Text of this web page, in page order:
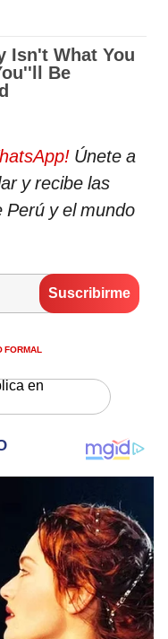
Únete a
y recibe las
y el mundo
FORMAL
en